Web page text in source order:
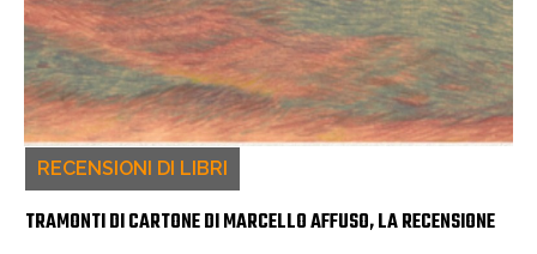
RECENSIONI DI LIBRI
TRAMONTI DI CARTONE DI MARCELLO AFFUSO, LA RECENSIONE